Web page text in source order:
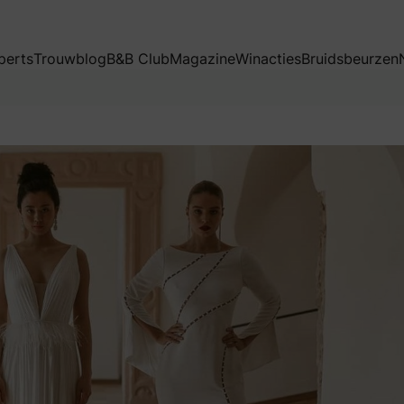
TrouwblogB&B ClubMagazineWinactiesBruidsbeurzen